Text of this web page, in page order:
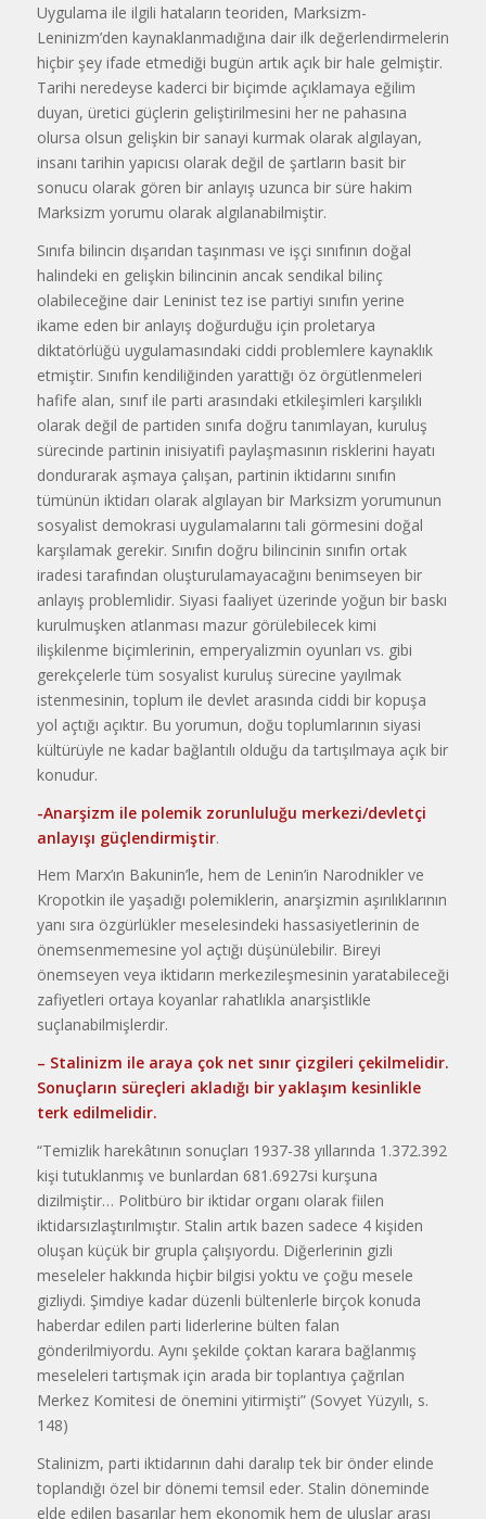
Uygulama ile ilgili hataların teoriden, Marksizm-
Leninizm’den kaynaklanmadığına dair ilk değerlendirmelerin
hiçbir şey ifade etmediği bugün artık açık bir hale gelmiştir.
Tarihi neredeyse kaderci bir biçimde açıklamaya eğilim
duyan, üretici güçlerin geliştirilmesini her ne pahasına
olursa olsun gelişkin bir sanayi kurmak olarak algılayan,
insanı tarihin yapıcısı olarak değil de şartların basit bir
sonucu olarak gören bir anlayış uzunca bir süre hakim
Marksizm yorumu olarak algılanabilmiştir.
Sınıfa bilincin dışarıdan taşınması ve işçi sınıfının doğal
halindeki en gelişkin bilincinin ancak sendikal bilinç
olabileceğine dair Leninist tez ise partiyi sınıfın yerine
ikame eden bir anlayış doğurduğu için proletarya
diktatörlüğü uygulamasındaki ciddi problemlere kaynaklık
etmiştir. Sınıfın kendiliğinden yarattığı öz örgütlenmeleri
hafife alan, sınıf ile parti arasındaki etkileşimleri karşılıklı
olarak değil de partiden sınıfa doğru tanımlayan, kuruluş
sürecinde partinin inisiyatifi paylaşmasının risklerini hayatı
dondurarak aşmaya çalışan, partinin iktidarını sınıfın
tümünün iktidarı olarak algılayan bir Marksizm yorumunun
sosyalist demokrasi uygulamalarını tali görmesini doğal
karşılamak gerekir. Sınıfın doğru bilincinin sınıfın ortak
iradesi tarafından oluşturulamayacağını benimseyen bir
anlayış problemlidir. Siyasi faaliyet üzerinde yoğun bir baskı
kurulmuşken atlanması mazur görülebilecek kimi
ilişkilenme biçimlerinin, emperyalizmin oyunları vs. gibi
gerekçelerle tüm sosyalist kuruluş sürecine yayılmak
istenmesinin, toplum ile devlet arasında ciddi bir kopuşa
yol açtığı açıktır. Bu yorumun, doğu toplumlarının siyasi
kültürüyle ne kadar bağlantılı olduğu da tartışılmaya açık bir
konudur.
-Anarşizm ile polemik zorunluluğu merkezi/devletçi
anlayışı güçlendirmiştir.
Hem Marx’ın Bakunin’le, hem de Lenin’in Narodnikler ve
Kropotkin ile yaşadığı polemiklerin, anarşizmin aşırılıklarının
yanı sıra özgürlükler meselesindeki hassasiyetlerinin de
önemsenmemesine yol açtığı düşünülebilir. Bireyi
önemseyen veya iktidarın merkezileşmesinin yaratabileceği
zafiyetleri ortaya koyanlar rahatlıkla anarşistlikle
suçlanabilmişlerdir.
– Stalinizm ile araya çok net sınır çizgileri çekilmelidir.
Sonuçların süreçleri akladığı bir yaklaşım kesinlikle
terk edilmelidir.
“Temizlik harekâtının sonuçları 1937-38 yıllarında 1.372.392
kişi tutuklanmış ve bunlardan 681.6927si kurşuna
dizilmiştir… Politbüro bir iktidar organı olarak fiilen
iktidarsızlaştırılmıştır. Stalin artık bazen sadece 4 kişiden
oluşan küçük bir grupla çalışıyordu. Diğerlerinin gizli
meseleler hakkında hiçbir bilgisi yoktu ve çoğu mesele
gizliydi. Şimdiye kadar düzenli bültenlerle birçok konuda
haberdar edilen parti liderlerine bülten falan
gönderilmiyordu. Aynı şekilde çoktan karara bağlanmış
meseleleri tartışmak için arada bir toplantıya çağrılan
Merkez Komitesi de önemini yitirmişti” (Sovyet Yüzyılı, s.
148)
Stalinizm, parti iktidarının dahi daralıp tek bir önder elinde
toplandığı özel bir dönemi temsil eder. Stalin döneminde
elde edilen başarılar hem ekonomik hem de uluslar arası